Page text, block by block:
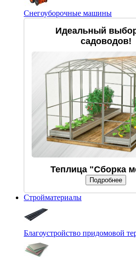
Снегоуборочные машины
Идеальный
садоводов!
Теплица "Сборка
Подробнее
Стройматериалы
Благоустройство придомовой